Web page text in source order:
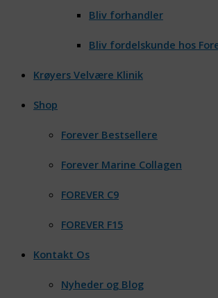
Bliv forhandler
Bliv fordelskunde hos
Krøyers Velvære Klinik
Shop
Forever Bestsellere
Forever Marine Collagen
FOREVER C9
FOREVER F15
Kontakt Os
Nyheder og Blog